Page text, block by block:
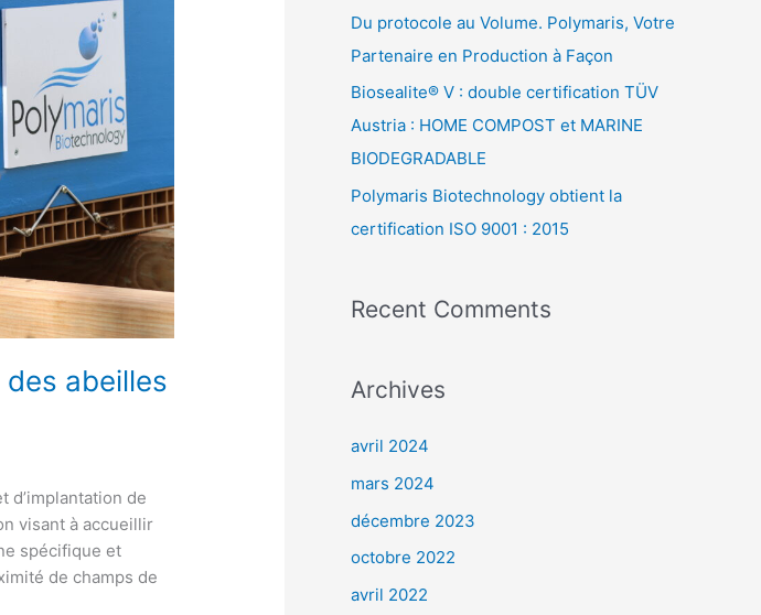
abeilles
d’implantation de
visant à accueillir
spécifique et
de champs de
r
:
Du protocole au Volume. Polymaris, Votre
Partenaire en Production à Façon
Biosealite® V : double certification TÜV
Austria : HOME COMPOST et MARINE
BIODEGRADABLE
Polymaris Biotechnology obtient la
certification ISO 9001 : 2015
Recent Comments
Archives
avril 2024
mars 2024
décembre 2023
octobre 2022
avril 2022